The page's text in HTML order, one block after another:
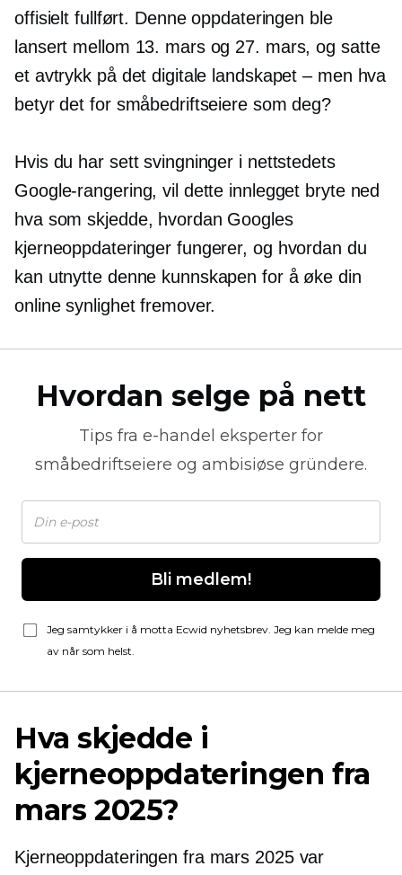
offisielt fullført. Denne oppdateringen ble
lansert mellom 13. mars og 27. mars, og satte
et avtrykk på det digitale landskapet – men hva
betyr det for småbedriftseiere som deg?
Hvis du har sett svingninger i nettstedets
Google-rangering, vil dette innlegget bryte ned
hva som skjedde, hvordan Googles
kjerneoppdateringer fungerer, og hvordan du
kan utnytte denne kunnskapen for å øke din
online synlighet fremover.
Hvordan selge på nett
Tips fra e-handel eksperter for
småbedriftseiere og ambisiøse gründere.
Bli medlem!
Jeg samtykker i å motta Ecwid nyhetsbrev. Jeg kan melde meg
av når som helst.
Hva skjedde i
kjerneoppdateringen fra
mars 2025?
Kjerneoppdateringen fra mars 2025 var